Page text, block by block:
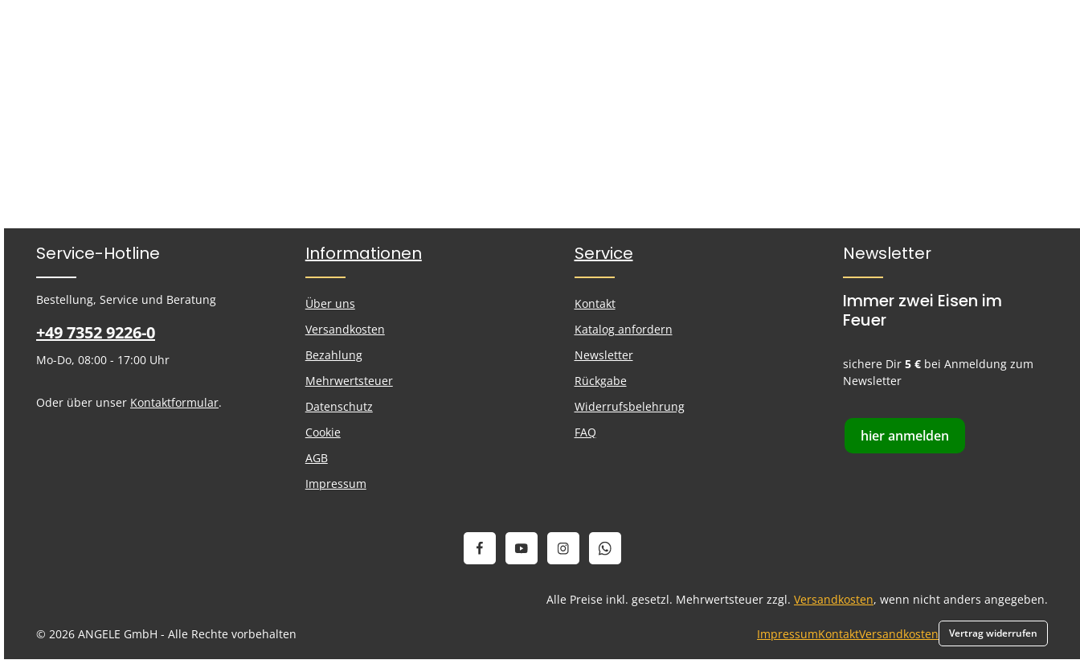
Service-Hotline
Bestellung, Service und Beratung
+49 7352 9226-0
Mo-Do, 08:00 - 17:00 Uhr
Oder über unser Kontaktformular.
Informationen
Über uns
Versandkosten
Bezahlung
Mehrwertsteuer
Datenschutz
Cookie
AGB
Impressum
Service
Kontakt
Katalog anfordern
Newsletter
Rückgabe
Widerrufsbelehrung
FAQ
Newsletter
Immer zwei Eisen im
Feuer
sichere Dir5 € bei Anmeldung zum
Newsletter
hier anmelden
Alle Preise inkl. gesetzl. Mehrwertsteuer zzgl. Versandkosten, wenn nicht anders angegeben.
© 2026 ANGELE GmbH - Alle Rechte vorbehalten ImpressumKontaktVersandkosten Vertrag widerrufen